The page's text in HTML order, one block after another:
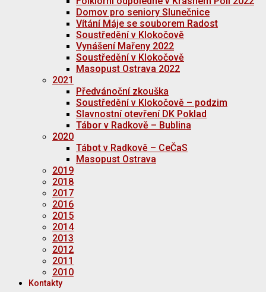
Domov pro seniory Slunečnice
Vítání Máje se souborem Radost
Soustředění v Klokočově
Vynášení Mařeny 2022
Soustředění v Klokočově
Masopust Ostrava 2022
2021
Předvánoční zkouška
Soustředění v Klokočově – podzim
Slavnostní otevření DK Poklad
Tábor v Radkově – Bublina
2020
Tábot v Radkově – CeČaS
Masopust Ostrava
2019
2018
2017
2016
2015
2014
2013
2012
2011
2010
Kontakty